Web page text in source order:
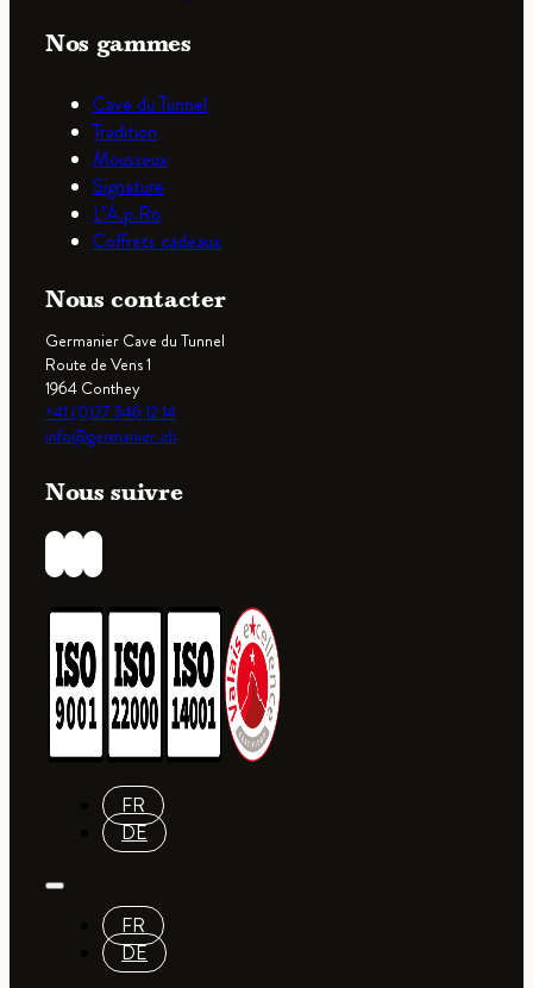
Nos gammes
Cave du Tunnel
Tradition
Mousseux
Signature
L’A.p.Ro
Coffrets cadeaux
Nous contacter
Germanier Cave du Tunnel
Route de Vens 1
1964 Conthey
+41 (0)27 346 12 14
info@germanier.ch
Nous suivre
FR
DE
FR
DE